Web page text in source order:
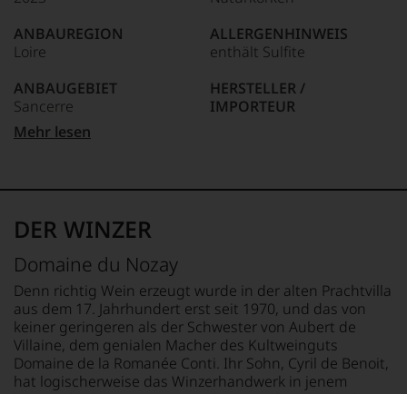
Das
dokumentieren
auch
und
gerade
mit
Medaillen
Weinjournalisten
Fachpublikationen
unseren
Aussendungen
oder
in
unserem
Webshop,
ANBAUREGION
Loire
ANBAUGEBIET
Sancerre
APPELLATION
REBSORTEN
HÄNDLER
DE-ÖKO-006
BIO KENNZEICHNUNG
PRODUKT
FR-BIO-10
ALLERGENHINWEIS
enthält Sulfite
HERSTELLER /
IMPORTEUR
Frankreich
GESCHMACK
trocken
Mehr lesen
DER WINZER
Domaine du Nozay
Denn richtig Wein erzeugt wurde in der alten Prachtvilla
aus dem 17. Jahrhundert erst seit 1970, und das von
keiner geringeren als der Schwester von Aubert de
Villaine, dem genialen Macher des Kultweinguts
Domaine de la Romanée Conti. Ihr Sohn, Cyril de Benoit,
hat logischerweise das Winzerhandwerk in jenem